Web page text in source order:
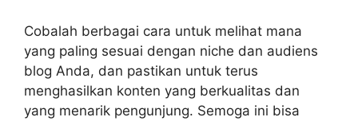
Cobalah berbagai cara untuk melihat mana
yang paling sesuai dengan niche dan audiens
blog Anda, dan pastikan untuk terus
menghasilkan konten yang berkualitas dan
yang menarik pengunjung. Semoga ini bisa